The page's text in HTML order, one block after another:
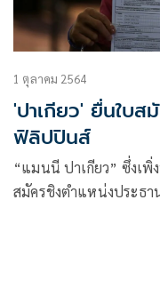
1 ตุลาคม 2564
'ปาเกียว' ยื่นใบส
ฟิลิปปินส์
“แมนนี ปาเกียว” ซึ่งเ
สมัครชิงตำแหน่งประธา